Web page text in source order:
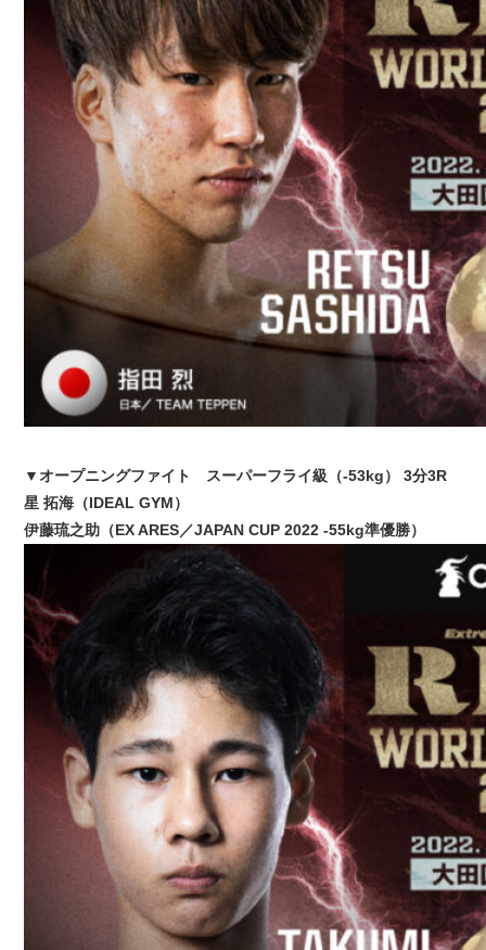
▼オープニングファイト スーパーフライ級（-53kg） 3分3R
星 拓海（IDEAL GYM）
伊藤琉之助（EX ARES／JAPAN CUP 2022 -55kg準優勝）